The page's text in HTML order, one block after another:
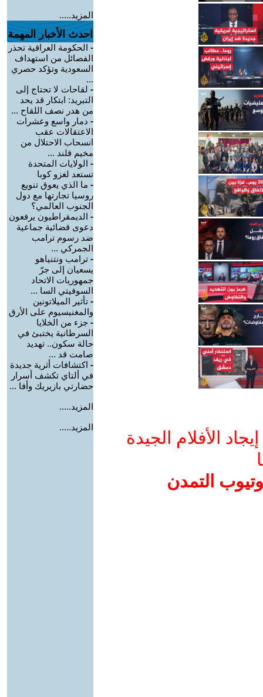
الأفلام الجيدة
التمدن
المزيد.....
احدث الأخبار المهمة
- الحكومة العراقية تحذر
الفصائل من استهداف
السعودية وتؤكد حصري
...
- لقاحات لا تحتاج إلى
التبريد: ابتكار قد يحد
من هدر نصف اللقاح ...
- دمار واسع وعشرات
الاعتقالات عقب
انسحاب الاحتلال من
مخيم قلند ...
- الولايات المتحدة
تستعد لغزو كوبا
- ما الذي يعوق تنويع
روسيا تجارتها مع دول
الجنوب العالمي؟
- الديمقراطيون يرفعون
دعوى قضائية جماعية
ضد رسوم ترامب
الجمركي ...
- ترامب ونتنياهو
يسعيان إلى جرّ
جمهوريات الاتحاد
السوفيتي السا ...
- تأثير الميلاتونين
والمغنيسيوم على الأرق
- جزء من الخلايا
السرطانية يختبئ في
حالة سكون.. تهديد
صامت قد ...
- اكتشافات أثرية جديدة
في ألتاي تكشف أسرار
حضارتي بازيريك وأفا ...
المزيد.....
المزيد.....